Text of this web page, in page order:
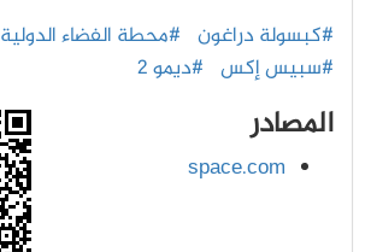
#كبسولة دراغون #محطة الفضاء الدولية
#سبيس إكس #ديمو 2
المصادر
space.com